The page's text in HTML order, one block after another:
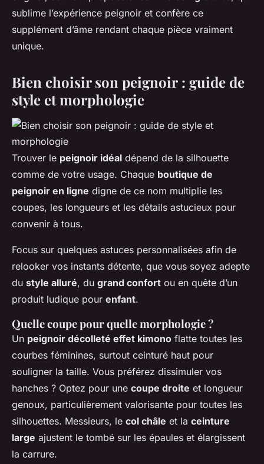
sublime l’expérience peignoir et confère ce
supplément d’âme rendant chaque pièce vraiment
unique.
Bien choisir son peignoir : guide de
style et morphologie
Trouver le peignoir idéal dépend de la silhouette
comme de votre usage. Chaque boutique de
peignoir en ligne digne de ce nom multiplie les
coupes, les longueurs et les détails astucieux pour
convenir à tous.
Focus sur quelques astuces personnalisées afin de
relooker vos instants détente, que vous soyez adepte
du style alluré, du grand confort ou en quête d’un
produit ludique pour enfant.
Quelle coupe pour quelle morphologie ?
Un peignoir décolleté effet kimono flatte toutes les
courbes féminines, surtout ceinturé haut pour
souligner la taille. Vous préférez dissimuler vos
hanches ? Optez pour une coupe droite et longueur
genoux, particulièrement valorisante pour toutes les
silhouettes. Messieurs, le col châle et la ceinture
large ajustent le tombé sur les épaules et élargissent
la carrure.